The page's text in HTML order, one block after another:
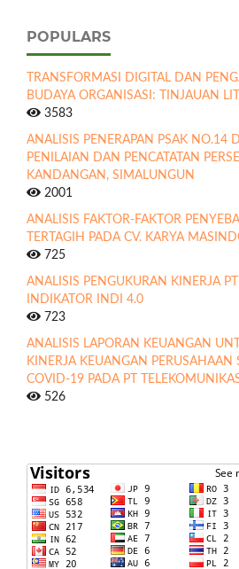
POPULARS
TRANSFORMASI DIGITAL DAN
BUDAYA ORGANISASI: TINJAUAN
3583
ANALISIS PENERAPAN PSAK NO.14
PENILAIAN DAN PENCATATAN
KANDANGAN, SIMALUNGUN
2001
ANALISIS FAKTOR-FAKTOR
TERTAGIH PADA CV. KARYA
725
ANALISIS PENGUKURAN KINERJA
INDIKATOR INDI 4.0
723
ANALISIS LAPORAN KEUANGAN
KINERJA KEUANGAN PERUSAHAAN
COVID-19 PADA PT
526